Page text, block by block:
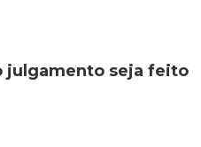
julgamento seja feito